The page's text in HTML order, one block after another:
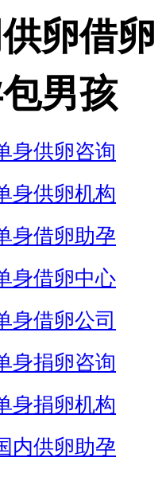
卵借卵
男孩
身供卵咨询
身供卵机构
身借卵助孕
身借卵中心
身借卵公司
身捐卵咨询
身捐卵机构
内供卵助孕